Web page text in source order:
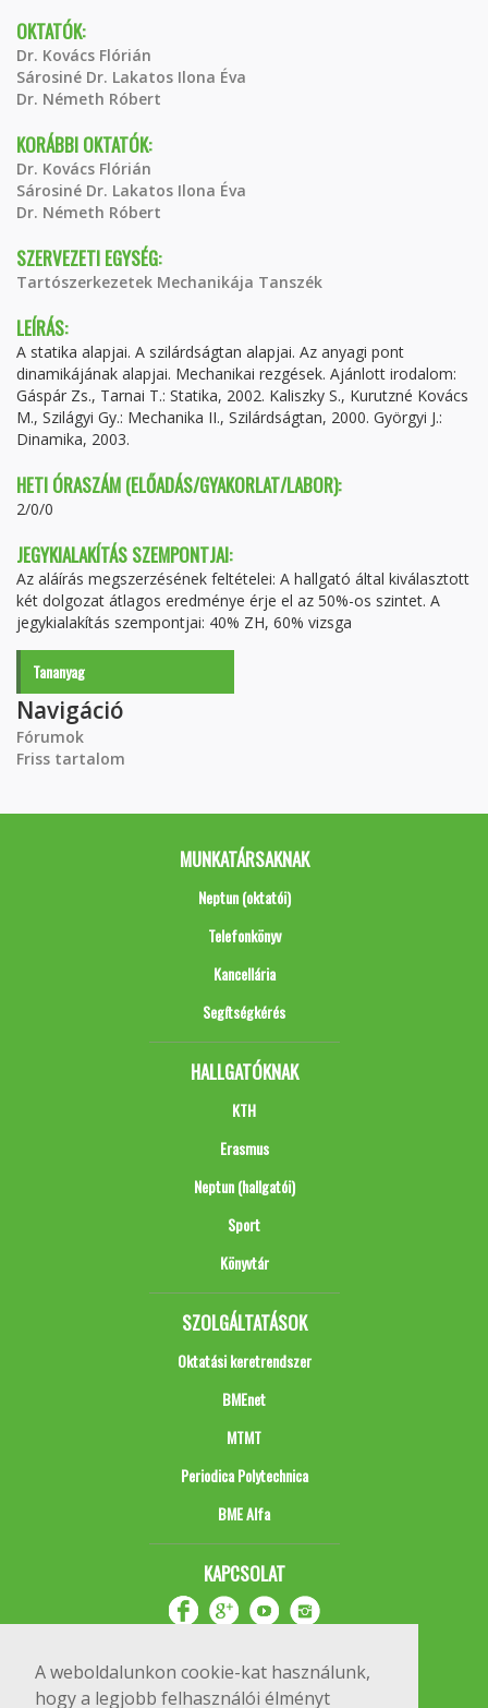
A weboldalunkon cookie-kat használunk,
hogy a legjobb felhasználói élményt
OKTATÓK:
Dr. Kovács Flórián
Sárosiné Dr. Lakatos Ilona Éva
Dr. Németh Róbert
KORÁBBI OKTATÓK:
Dr. Kovács Flórián
Sárosiné Dr. Lakatos Ilona Éva
Dr. Németh Róbert
SZERVEZETI EGYSÉG:
Tartószerkezetek Mechanikája Tanszék
LEÍRÁS:
A statika alapjai. A szilárdságtan alapjai. Az anyagi pont
dinamikájának alapjai. Mechanikai rezgések. Ajánlott irodalom:
Gáspár Zs., Tarnai T.: Statika, 2002. Kaliszky S., Kurutzné Kovács
M., Szilágyi Gy.: Mechanika II., Szilárdságtan, 2000. Györgyi J.:
Dinamika, 2003.
HETI ÓRASZÁM (ELŐADÁS/GYAKORLAT/LABOR):
2/0/0
JEGYKIALAKÍTÁS SZEMPONTJAI:
Az aláírás megszerzésének feltételei: A hallgató által kiválasztott
két dolgozat átlagos eredménye érje el az 50%-os szintet. A
jegykialakítás szempontjai: 40% ZH, 60% vizsga
Tananyag
Navigáció
Fórumok
Friss tartalom
MUNKATÁRSAKNAK
Neptun (oktatói)
Telefonkönyv
Kancellária
Segítségkérés
HALLGATÓKNAK
KTH
Erasmus
Neptun (hallgatói)
Sport
Könyvtár
SZOLGÁLTATÁSOK
Oktatási keretrendszer
BMEnet
MTMT
Periodica Polytechnica
BME Alfa
KAPCSOLAT